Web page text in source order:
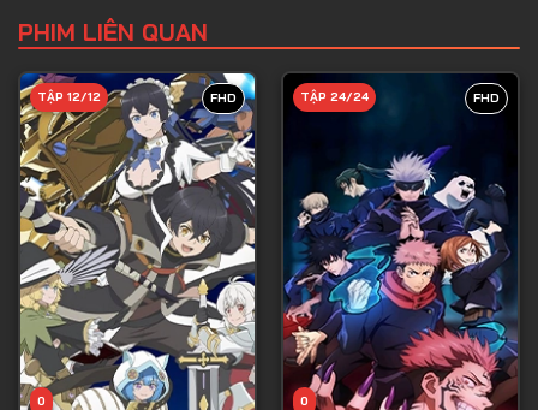
Tập 6
Tập 7
Tập 8
Tập 9
Tập 10
Tập 11
Tập 12
Tập 13
Tập 14
PHIM LIÊN QUAN
FHD
0
TẬP 12/12 FHD
0
TẬP 24/24